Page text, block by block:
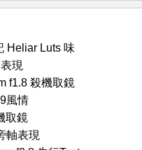
Heliar Luts 味
現
f1.8 殺機取鏡
風情
取鏡
軸表現